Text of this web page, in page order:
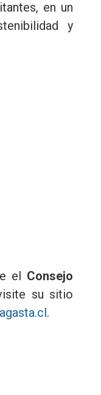
en un
y
el Consejo
su sitio
.